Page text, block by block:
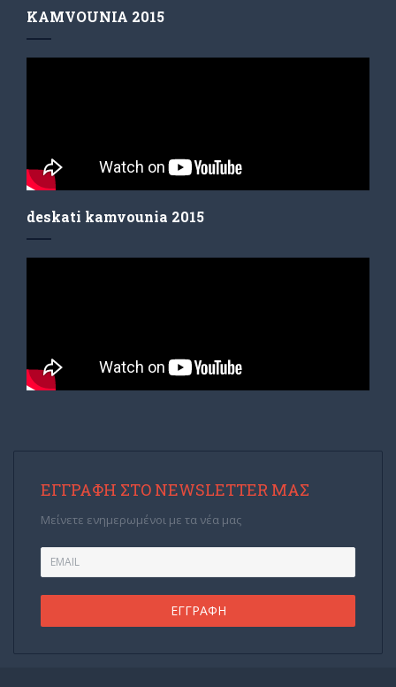
KAMVOUNIA 2015
deskati kamvounia 2015
ΕΓΓΡΑΦΉ ΣΤΟ NEWSLETTER ΜΑΣ
Μείνετε ενημερωμένοι με τα νέα μας